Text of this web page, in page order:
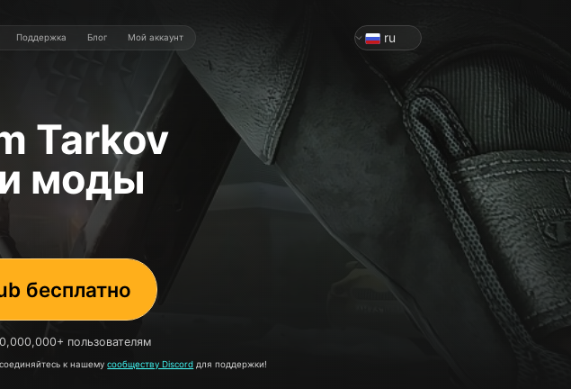
Поддержка Блог Мой аккаунт ru
Tarkov
моды
бесплатно
пользователям
к нашемусообществу Discord для поддержки!